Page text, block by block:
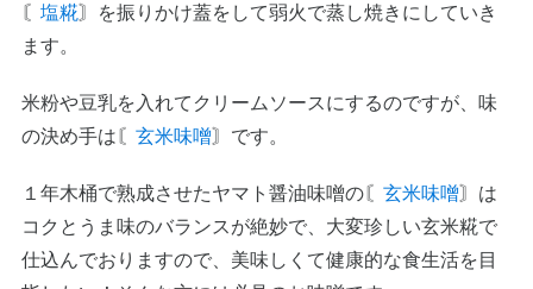
〘 塩糀〙を振りかけ蓋をして弱火で蒸し焼きにしていき
ます。
米粉や豆乳を入れてクリームソースにするのですが、味
の決め手は〘 玄米味噌〙です。
１年木桶で熟成させたヤマト醤油味噌の〘 玄米味噌〙は
コクとうま味のバランスが絶妙で、大変珍しい玄米糀で
仕込んでおりますので、美味しくて健康的な食生活を目